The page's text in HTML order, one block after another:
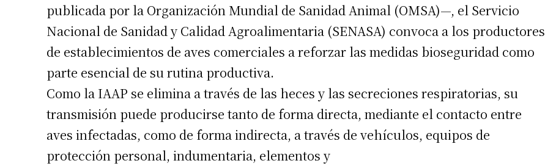
Suscribirme gratis
publicada por la Organización Mundial de Sanidad Animal (OMSA)—, el Servicio
Nacional de Sanidad y Calidad Agroalimentaria (SENASA) convoca a los productores
de establecimientos de aves comerciales a reforzar las medidas bioseguridad como
parte esencial de su rutina productiva.
Como la IAAP se elimina a través de las heces y las secreciones respiratorias, su
transmisión puede producirse tanto de forma directa, mediante el contacto entre
aves infectadas, como de forma indirecta, a través de vehículos, equipos de
protección personal, indumentaria, elementos y